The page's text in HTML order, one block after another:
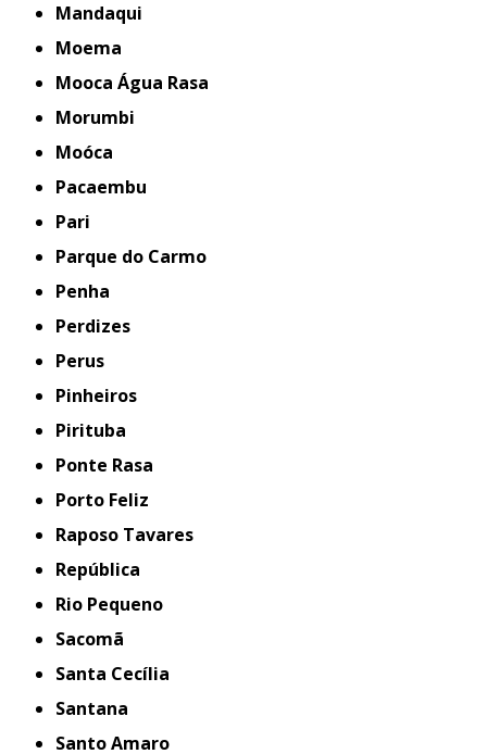
Mandaqui
Moema
Mooca Água Rasa
Morumbi
Moóca
Pacaembu
Pari
Parque do Carmo
Penha
Perdizes
Perus
Pinheiros
Pirituba
Ponte Rasa
Porto Feliz
Raposo Tavares
República
Rio Pequeno
Sacomã
Santa Cecília
Santana
Santo Amaro